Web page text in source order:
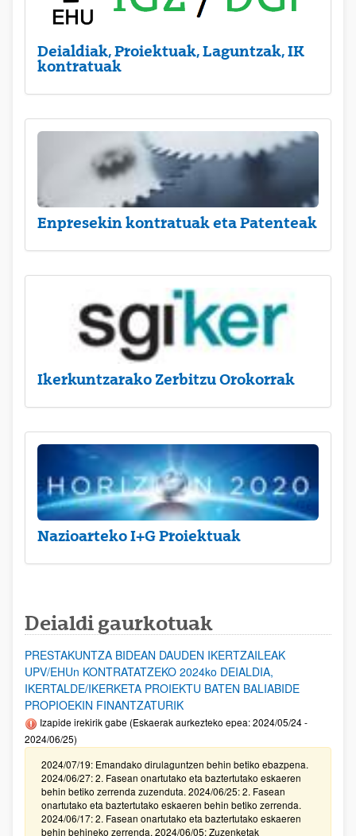
Deialdiak, Proiektuak, Laguntzak, IK
kontratuak
Enpresekin kontratuak eta Patenteak
Ikerkuntzarako Zerbitzu Orokorrak
Nazioarteko I+G Proiektuak
Deialdi gaurkotuak
PRESTAKUNTZA BIDEAN DAUDEN IKERTZAILEAK
UPV/EHUn KONTRATATZEKO 2024ko DEIALDIA,
IKERTALDE/IKERKETA PROIEKTU BATEN BALIABIDE
PROPIOEKIN FINANTZATURIK
Izapide irekirik gabe (Eskaerak aurkezteko epea: 2024/05/24 -
2024/06/25)
2024/07/19: Emandako dirulaguntzen behin betiko ebazpena.
2024/06/27: 2. Fasean onartutako eta baztertutako eskaeren
behin betiko zerrenda zuzenduta. 2024/06/25: 2. Fasean
onartutako eta baztertutako eskaeren behin betiko zerrenda.
2024/06/17: 2. Fasean onartutako eta baztertutako eskaeren
behin behineko zerrenda. 2024/06/05: Zuzenketak